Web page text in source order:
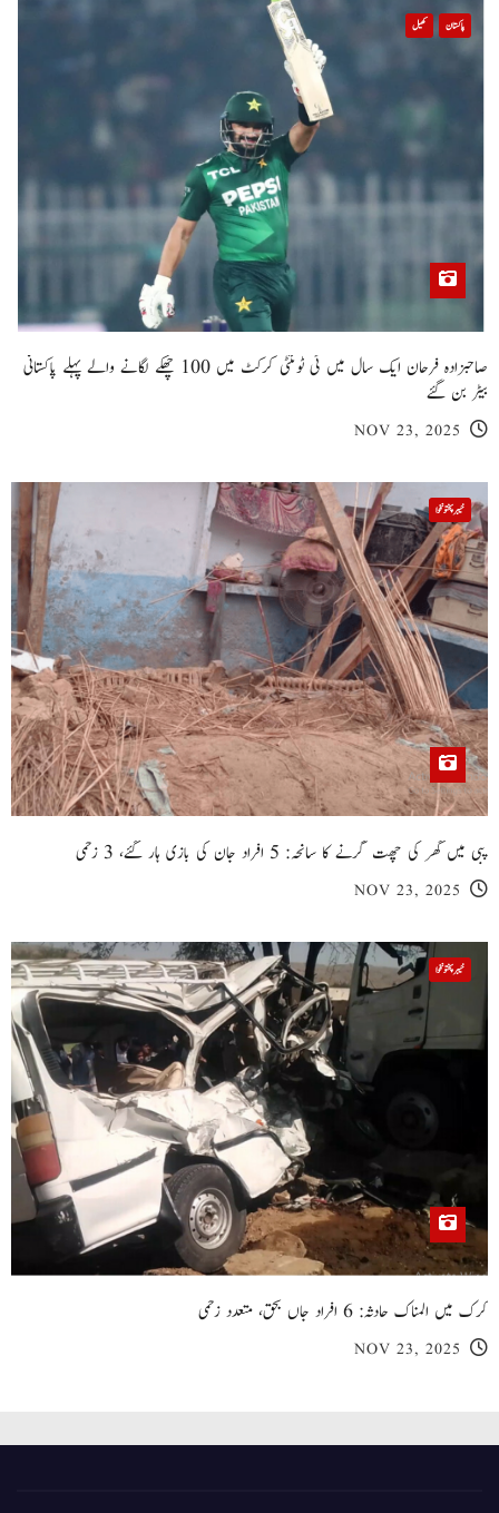
پاکستان کھیل
صاحبزادہ فرحان ایک سال میں ٹی ٹوئنٹی کرکٹ میں 100 چھکے لگانے والے پہلے پاکستانی
بیٹر بن گئے
NOV 23, 2025
خیبر پختونخوا
پبی میں گھر کی چھت گرنے کا سانحہ: 5 افراد جان کی بازی ہار گئے، 3 زخمی
NOV 23, 2025
خیبر پختونخوا
کرک میں المناک حادثہ: 6 افراد جاں بحق، متعدد زخمی
NOV 23, 2025